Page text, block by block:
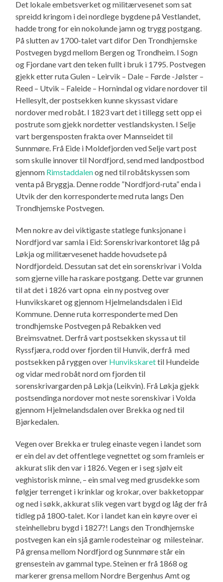
Det lokale embetsverket og militærvesenet som sat
spreidd kringom i dei nordlege bygdene på Vestlandet,
hadde trong for ein nokolunde jamn og trygg postgang.
På slutten av 1700-talet vart difor Den Trondhjemske
Postvegen bygd mellom Bergen og Trondheim. I Sogn
og Fjordane vart den teken fullt i bruk i 1795. Postvegen
gjekk etter ruta Gulen – Leirvik – Dale – Førde -Jølster –
Reed – Utvik – Faleide – Hornindal og vidare nordover til
Hellesylt, der postsekken kunne skyssast vidare
nordover med robåt. I 1823 vart det i tillegg sett opp ei
postrute som gjekk nordetter vestlandskysten. I Selje
vart bergensposten frakta over Mannseidet til
Sunnmøre. Frå Eide i Moldefjorden ved Selje vart post
som skulle innover til Nordfjord, send med landpostbod
gjennom Rimstaddalenog ned til robåtskyssen som
venta på Bryggja. Denne rodde ”Nordfjord-ruta” enda i
Utvik der den korresponderte med ruta langs Den
Trondhjemske Postvegen.
Men nokre av dei viktigaste statlege funksjonane i
Nordfjord var samla i Eid: Sorenskrivarkontoret låg på
Løkja og militærvesenet hadde hovudsete på
Nordfjordeid. Dessutan sat det ein sorenskrivar i Volda
som gjerne ville ha raskare postgang. Dette var grunnen
til at det i 1826 vart opna ein ny postveg over
Hunvikskaret og gjennom Hjelmelandsdalen i Eid
Kommune. Denne ruta korresponderte med Den
trondhjemske Postvegen på Rebakken ved
Breimsvatnet. Derfrå vart postsekken skyssa ut til
Ryssfjæra, rodd over fjorden til Hunvik, derfrå med
postsekken på ryggen over Hunvikskarettil Hundeide
og vidar med robåt nord om fjorden til
sorenskrivargarden på Løkja (Leikvin). Frå Løkja gjekk
postsendinga nordover mot neste sorenskivar i Volda
gjennom Hjelmelandsdalen over Brekka og ned til
Bjørkedalen.
Vegen over Brekka er truleg einaste vegen i landet som
er ein del av det offentlege vegnettet og som framleis er
akkurat slik den var i 1826. Vegen er i seg sjølv eit
veghistorisk minne, – ein smal veg med grusdekke som
følgjer terrenget i krinklar og krokar, over bakketoppar
og ned i søkk, akkurat slik vegen vart bygd og låg der frå
tidleg på 1800-talet. Kor i landet kan ein køyre over ei
steinhellebru bygd i 1827?! Langs den Trondhjemske
postvegen kan ein sjå gamle rodesteinar og milesteinar.
På grensa mellom Nordfjord og Sunnmøre står ein
grensestein av gammal type. Steinen er frå 1868 og
markerer grensa mellom Nordre Bergenhus Amt og